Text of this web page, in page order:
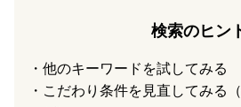
検索のヒン
他のキーワードを試してみる
こだわり条件を見直してみる